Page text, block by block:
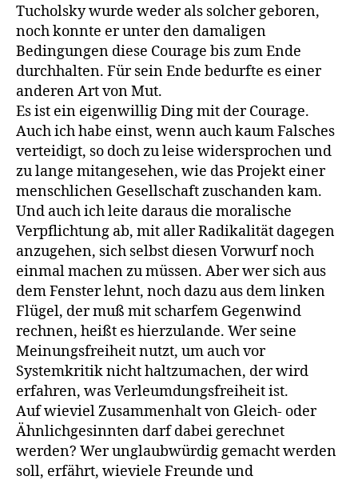
Tucholsky wurde weder als solcher geboren,
noch konnte er unter den damaligen
Bedingungen diese Courage bis zum Ende
durchhalten. Für sein Ende bedurfte es einer
anderen Art von Mut.
Es ist ein eigenwillig Ding mit der Courage.
Auch ich habe einst, wenn auch kaum Falsches
verteidigt, so doch zu leise widersprochen und
zu lange mitangesehen, wie das Projekt einer
menschlichen Gesellschaft zuschanden kam.
Und auch ich leite daraus die moralische
Verpflichtung ab, mit aller Radikalität dagegen
anzugehen, sich selbst diesen Vorwurf noch
einmal machen zu müssen. Aber wer sich aus
dem Fenster lehnt, noch dazu aus dem linken
Flügel, der muß mit scharfem Gegenwind
rechnen, heißt es hierzulande. Wer seine
Meinungsfreiheit nutzt, um auch vor
Systemkritik nicht haltzumachen, der wird
erfahren, was Verleumdungsfreiheit ist.
Auf wieviel Zusammenhalt von Gleich- oder
Ähnlichgesinnten darf dabei gerechnet
werden? Wer unglaubwürdig gemacht werden
soll, erfährt, wieviele Freunde und